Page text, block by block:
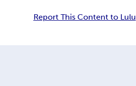
Report This Content to Lulu